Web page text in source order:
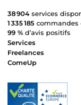
38 904 services
1 335 185 commandes
99 % d’avis positifs
Services
Freelances
ComeUp